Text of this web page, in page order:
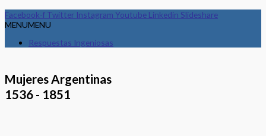
Facebook-f Twitter Instagram Youtube Linkedin Slideshare
MENUMENU
Respuestas Ingeniosas
Mujeres Argentinas
1536 - 1851